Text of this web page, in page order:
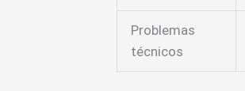
Problemas
técnicos